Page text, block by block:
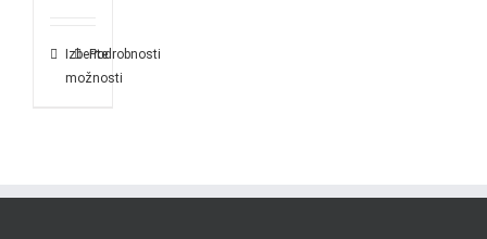
Izberite
možnosti
Podrobnosti